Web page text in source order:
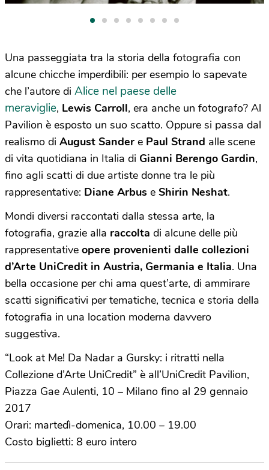
Una passeggiata tra la storia della fotografia con
alcune chicche imperdibili: per esempio lo sapevate
che l’autore di Alice nel paese delle
meraviglie, Lewis Carroll, era anche un fotografo? Al
Pavilion è esposto un suo scatto. Oppure si passa dal
realismo di August Sander e Paul Strand alle scene
di vita quotidiana in Italia di Gianni Berengo Gardin,
fino agli scatti di due artiste donne tra le più
rappresentative: Diane Arbus e Shirin Neshat.
Mondi diversi raccontati dalla stessa arte, la
fotografia, grazie alla raccolta di alcune delle più
rappresentative opere provenienti dalle collezioni
d’Arte UniCredit in Austria, Germania e Italia. Una
bella occasione per chi ama quest’arte, di ammirare
scatti significativi per tematiche, tecnica e storia della
fotografia in una location moderna davvero
suggestiva.
“Look at Me! Da Nadar a Gursky: i ritratti nella
Collezione d’Arte UniCredit” è all’UniCredit Pavilion,
Piazza Gae Aulenti, 10 – Milano fino al 29 gennaio
2017
Orari: martedì-domenica, 10.00 – 19.00
Costo biglietti: 8 euro intero